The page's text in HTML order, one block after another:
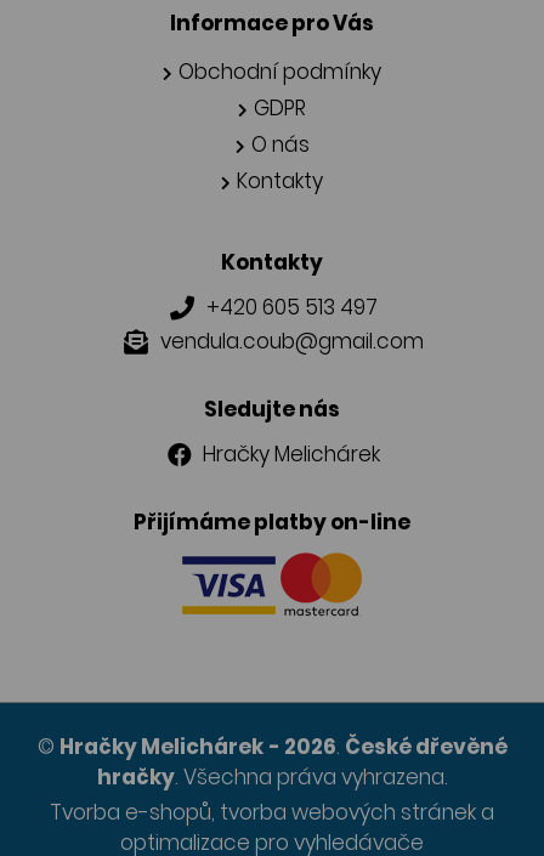
Informace pro Vás
Obchodní podmínky
GDPR
O nás
Kontakty
Kontakty
+420 605 513 497
vendula.coub@gmail.com
Sledujte nás
Hračky Melichárek
Přijímáme platby on-line
© Hračky Melichárek - 2026. České dřevěné
hračky. Všechna práva vyhrazena.
Tvorba e-shopů, tvorba webových stránek a
optimalizace pro vyhledávače